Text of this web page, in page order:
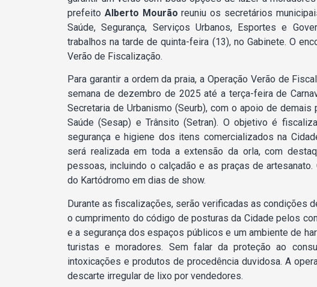
prefeito Alberto Mourão reuniu os secretários
Saúde, Segurança, Serviços Urbanos, Esportes e
trabalhos na tarde de quinta-feira (13), no Gabinete. O
Verão de Fiscalização.
Para garantir a ordem da praia, a Operação Verão de
semana de dezembro de 2025 até a terça-feira de
Secretaria de Urbanismo (Seurb), com o apoio de
Saúde (Sesap) e Trânsito (Setran). O objetivo é
segurança e higiene dos itens comercializados na
será realizada em toda a extensão da orla, com
pessoas, incluindo o calçadão e as praças de
do Kartódromo em dias de show.
Durante as fiscalizações, serão verificadas as condições
o cumprimento do código de posturas da Cidade pelos
e a segurança dos espaços públicos e um ambiente de
turistas e moradores. Sem falar da proteção ao
intoxicações e produtos de procedência duvidosa. A
descarte irregular de lixo por vendedores.